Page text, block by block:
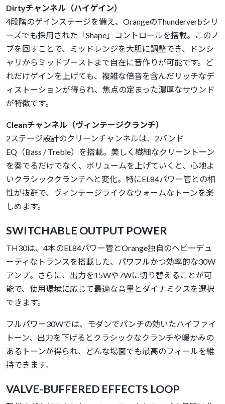
Dirtyチャンネル（ハイゲイン）
4段階のゲインステージを備え、OrangeのThunderverbシリ
ーズでも採用された「Shape」コントロールを搭載。このノ
ブを回すことで、ミッドレンジを大胆に調整でき、ドンシ
ャリからミッドブーストまで自在に音作りが可能です。ど
れだけゲインを上げても、複雑な倍音を含んだリッチなデ
ィストーションが得られ、焦点の定まった濃厚なサウンド
が特徴です。
Cleanチャンネル（ヴィンテージクランチ）
2ステージ設計のクリーンチャンネルは、2バンド
EQ（Bass / Treble）を搭載。美しく繊細なクリーントーン
を奏でるだけでなく、ボリュームを上げていくと、心地よ
いクラシッククランチへと変化。特にEL84パワー管との相
性が抜群で、ヴィンテージライクなウォームなトーンを楽
しめます。
SWITCHABLE OUTPUT POWER
TH30は、4本のEL84パワー管とOrange独自のヘビーデュ
ーティなトランスを搭載した、パワフルかつ効率的な30W
アンプ。さらに、出力を15Wや7Wに切り替えることが可
能で、使用環境に応じて最適な音量とダイナミクスを選択
できます。
フルパワー30Wでは、モダンでパンチの効いたハイファイ
トーン、出力を下げるとクラシックなクランチや暖かみの
あるトーンが得られ、どんな場面でも最高のフィールを維
持できます。
VALVE-BUFFERED EFFECTS LOOP